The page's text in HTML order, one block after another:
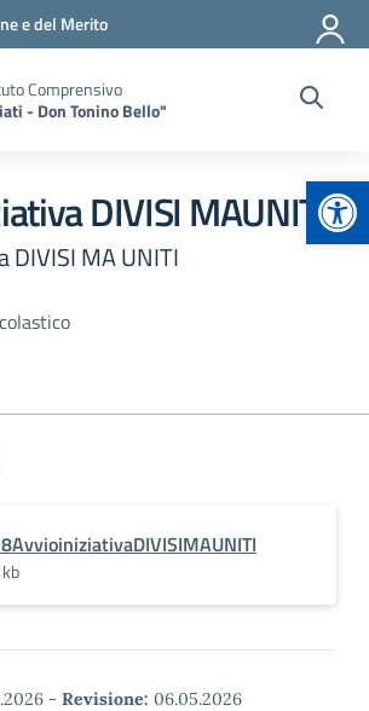
e del Merito
Comprensivo
- Don Tonino Bello"
DIVISI MAUNITI
DIVISI MA UNITI
- Revisione: 06.05.2026